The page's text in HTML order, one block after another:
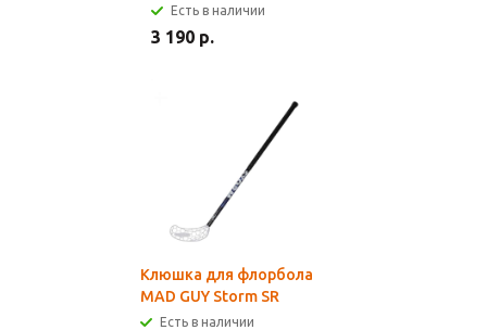
Есть в наличии
3 190 р.
Клюшка для флорбола
MAD GUY Storm SR
Есть в наличии